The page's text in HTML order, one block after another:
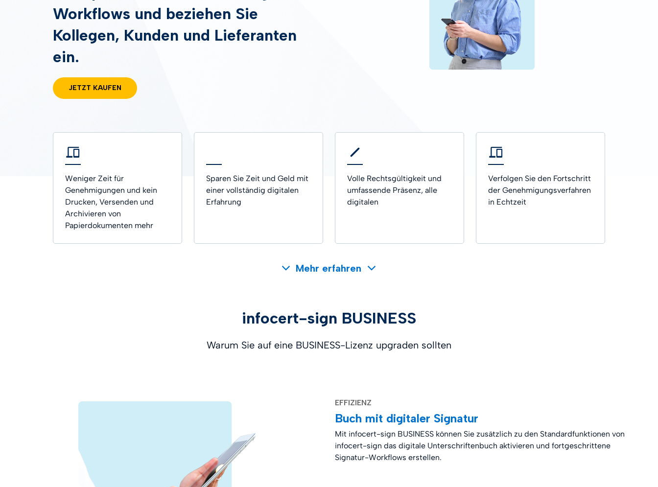
SUCHTHILFE
Zeitstempel
Jetzt beginnen
NÜTZLICHER LINK
Dokumentation
NÜTZLICHER LINK
Dokumentation
Alle Führer
Workflows und beziehen Sie
Kollegen, Kunden und Lieferanten
ein.
JETZT KAUFEN
Weniger Zeit für
Genehmigungen und kein
Drucken, Versenden und
Archivieren von
Papierdokumenten mehr
Sparen Sie Zeit und Geld mit
einer vollständig digitalen
Erfahrung
Volle Rechtsgültigkeit und
umfassende Präsenz, alle
digitalen
Verfolgen Sie den Fortschritt
der Genehmigungsverfahren
in Echtzeit
Mehr erfahren
infocert-sign BUSINESS
Warum Sie auf eine BUSINESS-Lizenz upgraden sollten
EFFIZIENZ
Buch mit digitaler Signatur
Mit infocert-sign BUSINESS können Sie zusätzlich zu den Standardfunktionen von
infocert-sign das digitale Unterschriftenbuch aktivieren und fortgeschrittene
Signatur-Workflows erstellen.